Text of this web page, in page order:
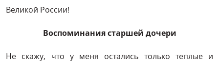
Великой России!
Воспоминания старшей дочери
Не скажу, что у меня остались только теплые и